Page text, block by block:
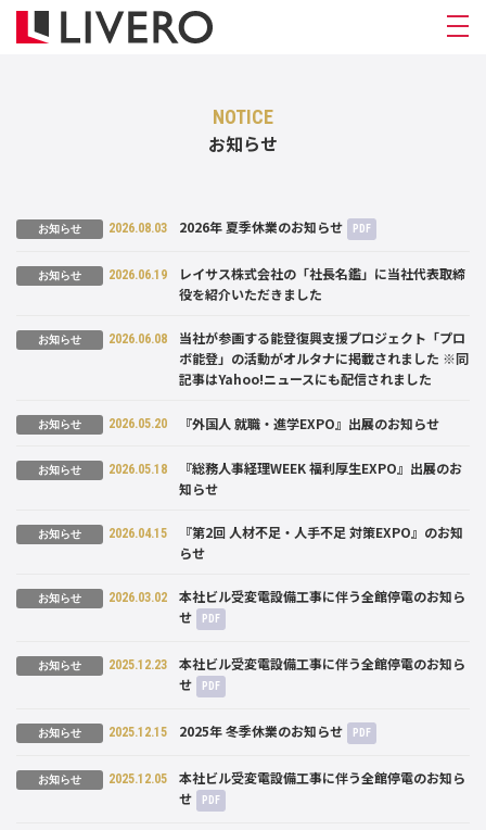
NOTICE
お知らせ
お知らせ 2026.08.03 2026年 夏季休業のお知らせ PDF
お知らせ 2026.06.19
レイサス株式会社の「社長名鑑」に当社代表取締
役を紹介いただきました
お知らせ 2026.06.08
当社が参画する能登復興支援プロジェクト「プロ
ボ能登」の活動がオルタナに掲載されました ※同
記事はYahoo!ニュースにも配信されました
お知らせ 2026.05.20 『外国人 就職・進学EXPO』出展のお知らせ
お知らせ 2026.05.18
『総務人事経理WEEK 福利厚生EXPO』出展のお
知らせ
お知らせ 2026.04.15
『第2回 人材不足・人手不足 対策EXPO』のお知
らせ
お知らせ 2026.03.02
本社ビル受変電設備工事に伴う全館停電のお知ら
せ
PDF
お知らせ 2025.12.23
本社ビル受変電設備工事に伴う全館停電のお知ら
せ
PDF
お知らせ 2025.12.15 2025年 冬季休業のお知らせ PDF
お知らせ 2025.12.05
本社ビル受変電設備工事に伴う全館停電のお知ら
せ
PDF